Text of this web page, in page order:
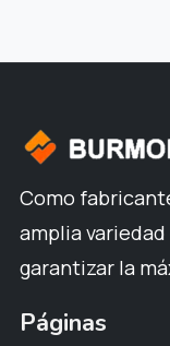
Como
amplia
garantizar la
Páginas